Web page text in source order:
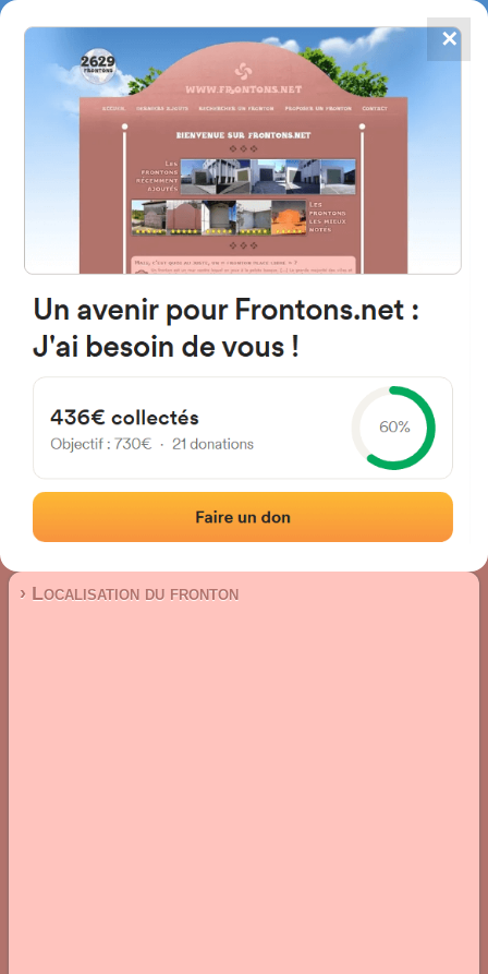
FRONTONS.NET
RECHERCHER UN FRONTON
PROPOSER UN FRONTON
4867
frontons
31454 Bigüézal, Navarra
Calle del Paco 3
Fronton mur à gauche
Localisation|Photos|Commentaires et avis
› Localisation du fronton
✕